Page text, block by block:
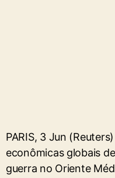
PARIS, 3 Jun
econômicas globais
guerra no Oriente